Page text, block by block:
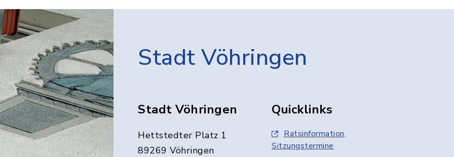
Stadt Vöhringen
Stadt Vöhringen
Hettstedter Platz 1
89269 Vöhringen
Quicklinks
Ratsinformation,
Sitzungstermine